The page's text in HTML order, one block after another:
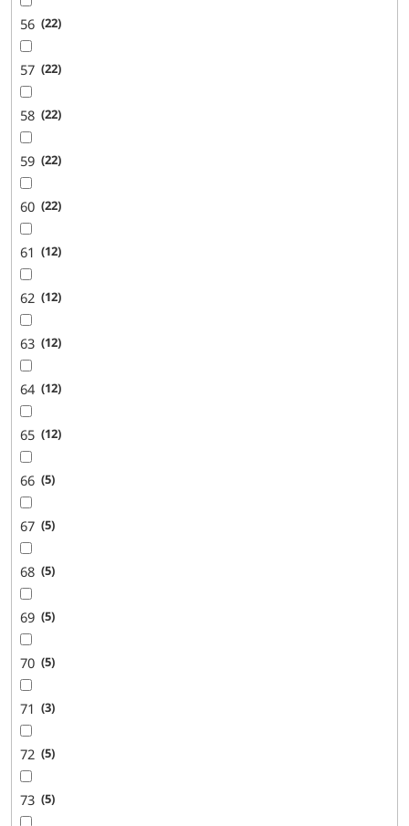
56 22
57 22
58 22
59 22
60 22
61 12
62 12
63 12
64 12
65 12
66 5
67 5
68 5
69 5
70 5
71 3
72 5
73 5